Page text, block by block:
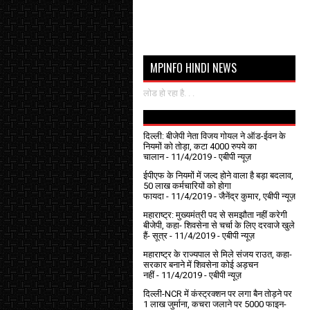
MPINFO HINDI NEWS
लोड हो रहा है. . .
दिल्ली: बीजेपी नेता विजय गोयल ने ऑड-ईवन के
नियमों को तोड़ा, कटा 4000 रुपये का
चालान- 11/4/2019 - एबीपी न्यूज़
ईपीएफ के नियमों में जल्द होने वाला है बड़ा बदलाव,
50 लाख कर्मचारियों को होगा
फायदा - 11/4/2019 - जैनेंद्र कुमार, एबीपी न्यूज़
महाराष्ट्र: मुख्यमंत्री पद से समझौता नहीं करेगी
बीजेपी, कहा- शिवसेना से चर्चा के लिए दरवाजे खुले
हैं- सूत्र - 11/4/2019 - एबीपी न्यूज़
महाराष्ट्र के राज्यपाल से मिले संजय राउत, कहा-
सरकार बनाने में शिवसेना कोई अड़चन
नहीं- 11/4/2019 - एबीपी न्यूज़
दिल्ली-NCR में कंस्ट्रक्शन पर लगा बैन तोड़ने पर
1 लाख जुर्माना, कचरा जलाने पर ₹5000 फाइन-